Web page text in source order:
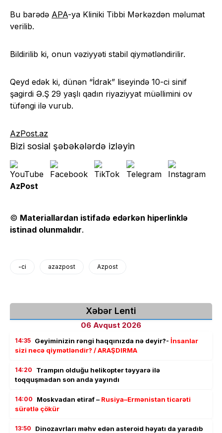
Bu barədə APA-ya Kliniki Tibbi Mərkəzdən məlumat
verilib.
Bildirilib ki, onun vəziyyəti stabil qiymətləndirilir.
Qeyd edək ki, dünən “İdrak” liseyində 10-ci sinif
şagirdi Ə.Ş 29 yaşlı qadın riyaziyyat müəllimini ov
tüfəngi ilə vurub.
AzPost.az
Bizi sosial şəbəkələrdə izləyin
AzPost
© Materiallardan istifadə edərkən hiperlinklə
istinad olunmalıdır.
-ci azazpost Azpost
Xəbər Lenti
06 Avqust 2026
14:35 Geyiminizin rəngi haqqınızda nə deyir?- İnsanlar
sizi necə qiymətləndir? / ARAŞDIRMA
14:20
Trampın olduğu helikopter təyyarə ilə
toqquşmadan son anda yayındı
14:00 Moskvadan etiraf – Rusiya–Ermənistan ticarəti
sürətlə çökür
13:50
Dinozavrları məhv edən asteroid həyatı da yaradıb